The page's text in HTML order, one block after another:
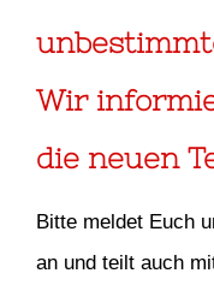
Wir
die neuen
Bitte meldet Euch
an und teilt auch